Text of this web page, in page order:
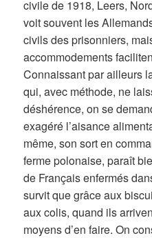
civile de 1918, Leers,
voit souvent les
civils des prisonniers,
accommodements
Connaissant par ailleurs
qui, avec méthode, ne
déshérence, on se
exagéré l’aisance
même, son sort en
ferme polonaise, paraît
de Français enfermés
survit que grâce aux
aux colis, quand ils
moyens d’en faire. On